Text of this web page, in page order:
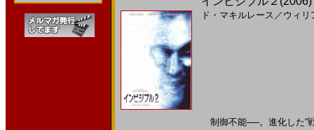
ド・マキルレース ／ ウィリ
制御不能──。進化した“